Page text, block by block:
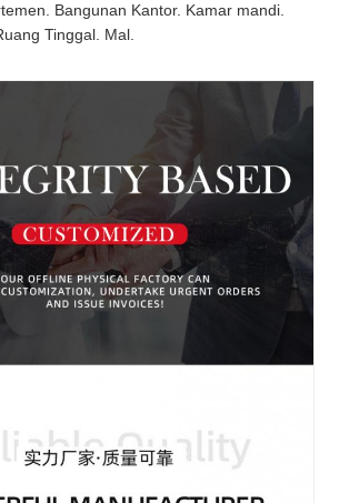
Bangunan Kantor. Kamar mandi.
Tinggal. Mal.